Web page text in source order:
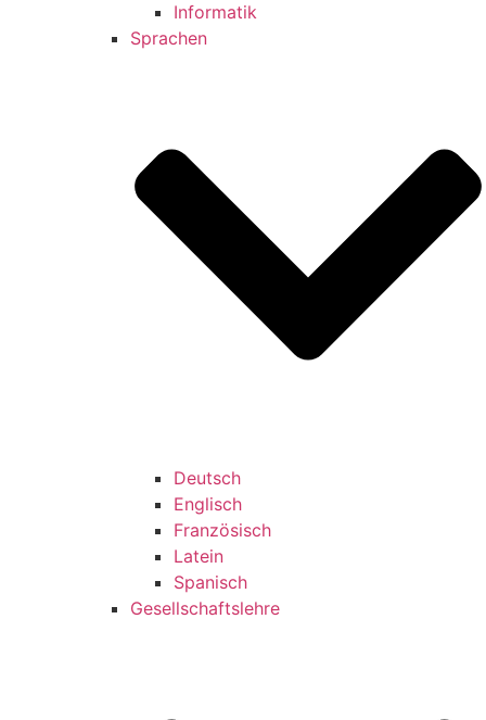
Informatik
Sprachen
Deutsch
Englisch
Französisch
Latein
Spanisch
Gesellschaftslehre